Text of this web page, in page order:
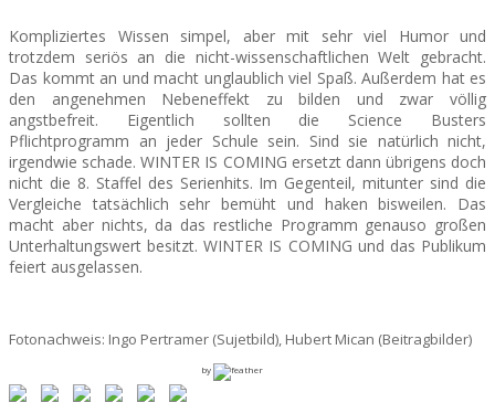
Kompliziertes Wissen simpel, aber mit sehr viel Humor und
trotzdem seriös an die nicht-wissenschaftlichen Welt gebracht.
Das kommt an und macht unglaublich viel Spaß. Außerdem hat es
den angenehmen Nebeneffekt zu bilden und zwar völlig
angstbefreit. Eigentlich sollten die Science Busters
Pflichtprogramm an jeder Schule sein. Sind sie natürlich nicht,
irgendwie schade. WINTER IS COMING ersetzt dann übrigens doch
nicht die 8. Staffel des Serienhits. Im Gegenteil, mitunter sind die
Vergleiche tatsächlich sehr bemüht und haken bisweilen. Das
macht aber nichts, da das restliche Programm genauso großen
Unterhaltungswert besitzt. WINTER IS COMING und das Publikum
feiert ausgelassen.
Fotonachweis: Ingo Pertramer (Sujetbild), Hubert Mican (Beitragbilder)
by